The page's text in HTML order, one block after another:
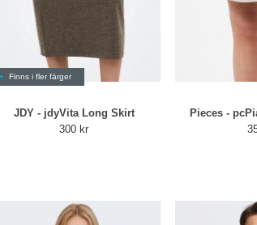
Finns i fler färger
JDY - jdyVita Long Skirt
300 kr
Pieces -